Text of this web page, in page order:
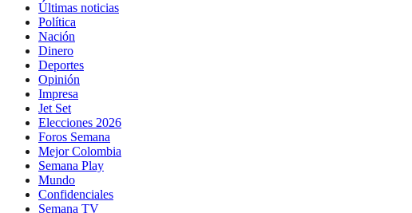
Últimas noticias
Política
Nación
Dinero
Deportes
Opinión
Impresa
Jet Set
Elecciones 2026
Foros Semana
Mejor Colombia
Semana Play
Mundo
Confidenciales
Semana TV